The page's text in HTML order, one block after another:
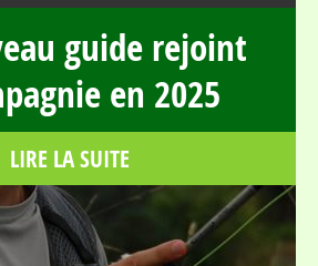
guide rejoint
en 2025
LIRE LA SUITE